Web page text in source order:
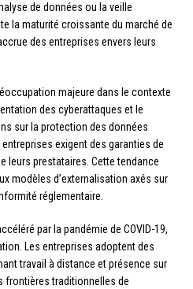
de données ou la veille
la maturité croissante du marché de
des entreprises envers leurs
majeure dans le contexte
des cyberattaques et le
sur la protection des données
exigent des garanties de
leurs prestataires. Cette tendance
modèles d’externalisation axés sur
réglementaire.
par la pandémie de COVID-19,
Les entreprises adoptent des
travail à distance et présence sur
frontières traditionnelles de